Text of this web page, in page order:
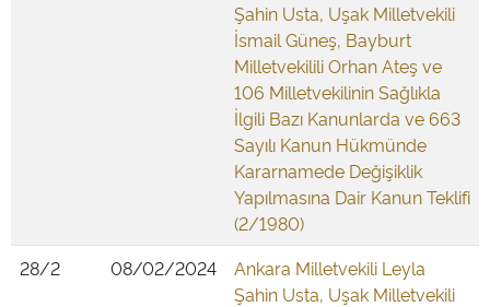
Şahin Usta, Uşak Milletvekili
İsmail Güneş, Bayburt
Milletvekilili Orhan Ateş ve
106 Milletvekilinin Sağlıkla
İlgili Bazı Kanunlarda ve 663
Sayılı Kanun Hükmünde
Kararnamede Değişiklik
Yapılmasına Dair Kanun Teklifi
(2/1980)
28/2
08/02/2024
Ankara Milletvekili Leyla
Şahin Usta, Uşak Milletvekili